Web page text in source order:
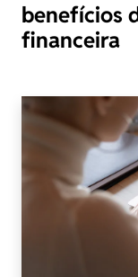
benefícios
financeira